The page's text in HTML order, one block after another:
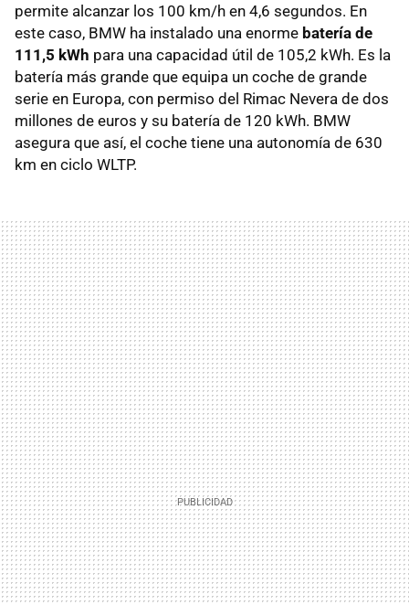
permite alcanzar los 100 km/h en 4,6 segundos. En
este caso, BMW ha instalado una enorme batería de
111,5 kWh para una capacidad útil de 105,2 kWh. Es la
batería más grande que equipa un coche de grande
serie en Europa, con permiso del Rimac Nevera de dos
millones de euros y su batería de 120 kWh. BMW
asegura que así, el coche tiene una autonomía de 630
km en ciclo WLTP.